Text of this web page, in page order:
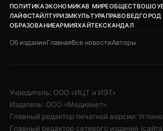
ПОЛИТИКАЭКОНОМИКАВ МИРЕОБЩЕСТВО
ЛАЙФСТАЙЛТУРИЗМКУЛЬТУРАПРАВОВЕДГОРОД
ОБРАЗОВАНИЕАРМИЯХАЙТЕКСКАНДАЛ
Об изданииГлавнаяВсе новостиАвторы
Учредитель: ООО «ИЦТ и ИЭТ»
Издатель: ООО «Медианет»
Главный редактор печатной версии:
Главный редактор сетевого издания